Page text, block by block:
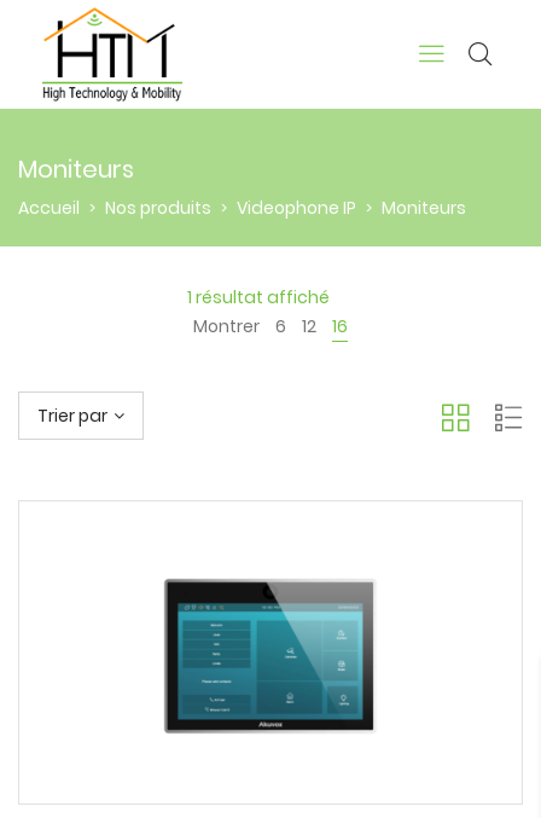
Moniteurs
Accueil > Nos produits > Videophone IP > Moniteurs
1 résultat affiché
Montrer
6 12 16
Trier par